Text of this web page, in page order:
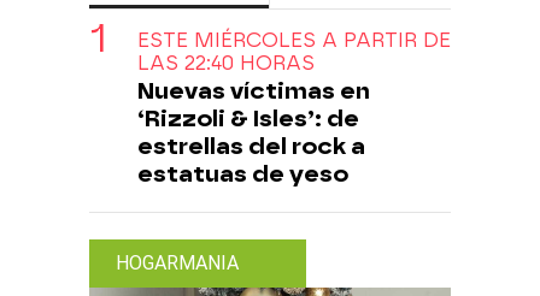
ESTE MIÉRCOLES A PARTIR DE
LAS 22:40 HORAS
Nuevas víctimas en
‘Rizzoli & Isles’: de
estrellas del rock a
estatuas de yeso
HOGARMANIA